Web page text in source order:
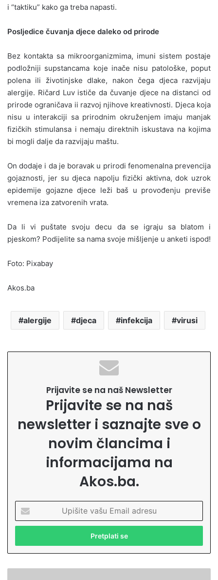
i “taktiku” kako ga treba napasti.
Posljedice čuvanja djece daleko od prirode
Bez kontakta sa mikroorganizmima, imuni sistem postaje
podložniji supstancama koje inače nisu patološke, poput
polena ili životinjske dlake, nakon čega djeca razvijaju
alergije. Ričard Luv ističe da čuvanje djece na distanci od
prirode ograničava ii razvoj njihove kreativnosti. Djeca koja
nisu u interakciji sa prirodnim okruženjem imaju manjak
fizičkih stimulansa i nemaju direktnih iskustava na kojima
bi mogli dalje da razvijaju maštu.
On dodaje i da je boravak u prirodi fenomenalna prevencija
gojaznosti, jer su djeca napolju fizički aktivna, dok uzrok
epidemije gojazne djece leži baš u provođenju previše
vremena iza zatvorenih vrata.
Da li vi puštate svoju decu da se igraju sa blatom i
pjeskom? Podijelite sa nama svoje mišljenje u anketi ispod!
Foto: Pixabay
Akos.ba
alergije djeca infekcija virusi
Prijavite se na naš Newsletter
Prijavite se na naš
newsletter i saznajte sve o
novim člancima i
informacijama na
Akos.ba.
i
i
e